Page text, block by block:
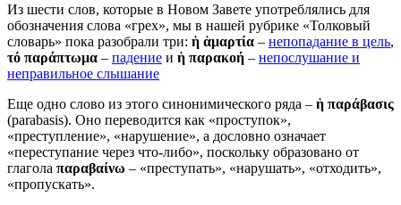
Из шести слов, которые в Новом Завете употреблялись для
обозначения слова «грех», мы в нашей рубрике «Толковый
словарь» пока разобрали три: ἡ ἁμαρτία – непопадание в цель,
τό παράπτωμα – падение и ἡ παρακοή – непослушание и
неправильное слышание
Еще одно слово из этого синонимического ряда – ἡ παράβασις
(parabasis). Оно переводится как «проступок»,
«преступление», «нарушение», а дословно означает
«переступание через что-либо», поскольку образовано от
глагола παραβαίνω – «преступать», «нарушать», «отходить»,
«пропускать».